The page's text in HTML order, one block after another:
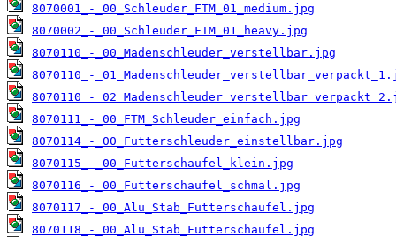
8070001_-_00_Schleuder_FTM_01_medium.jpg
8070002_-_00_Schleuder_FTM_01_heavy.jpg
8070110_-_00_Madenschleuder_verstellbar.jpg
8070110_-
8070110_-
8070111_-_00_FTM_Schleuder_einfach.jpg
8070114_-_00_Futterschleuder_einstellbar.jpg
8070115_-_00_Futterschaufel_klein.jpg
8070116_-_00_Futterschaufel_schmal.jpg
8070117_-_00_Alu_Stab_Futterschaufel.jpg
8070118_-_00_Alu_Stab_Futterschaufel.jpg